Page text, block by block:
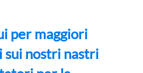
per maggiori
sui nostri nastri